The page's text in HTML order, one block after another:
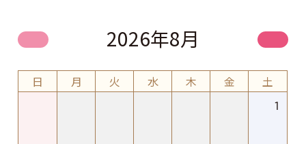
2026年8月
日 月 火 水 木 金 土
1